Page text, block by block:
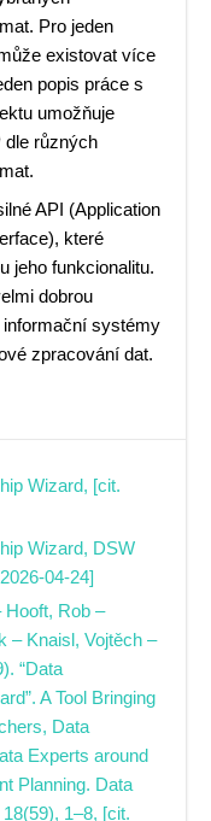
Pro jeden
existovat více
popis práce s
umožňuje
dle různých
API (Application
které
jeho funkcionalitu.
dobrou
informační systémy
zpracování dat.
Wizard, [cit.
Wizard, DSW
04-24]
Hooft, Rob –
– Knaisl, Vojtěch –
“Data
A Tool Bringing
Data
Experts around
Planning. Data
1–8, [cit.